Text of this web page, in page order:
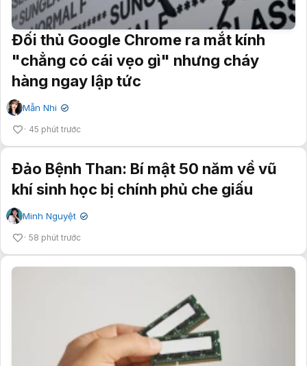
Đối thủ Google Chrome ra mắt kính
"chẳng có cái vẹo gì" nhưng cháy
hàng ngay lập tức
Mẫn Nhi ✔
45 phút trước
Đảo Bệnh Than: Bí mật 50 năm về vũ
khí sinh học bị chính phủ che giấu
Minh Nguyệt ✔
58 phút trước